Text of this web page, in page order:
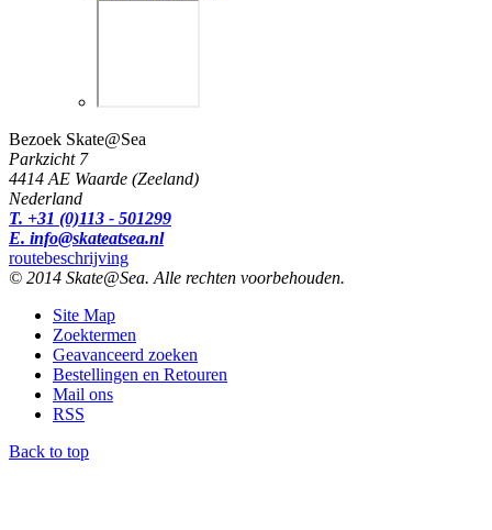
Bezoek Skate@Sea
Parkzicht 7
4414 AE Waarde (Zeeland)
Nederland
T. +31 (0)113 - 501299
E. info@skateatsea.nl
routebeschrijving
© 2014 Skate@Sea. Alle rechten voorbehouden.
Site Map
Zoektermen
Geavanceerd zoeken
Bestellingen en Retouren
Mail ons
RSS
Back to top